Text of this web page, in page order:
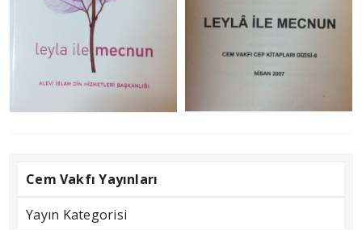
Cem Vakfı Yayınları
Yayın Kategorisi